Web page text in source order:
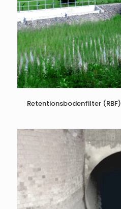
Retentionsbodenfilter (RBF)